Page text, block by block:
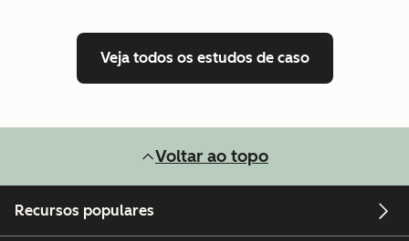
Veja todos os estudos de caso
Voltar ao topo
Recursos populares